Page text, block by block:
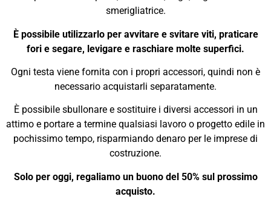
smerigliatrice.
È possibile utilizzarlo per avvitare e svitare viti, praticare
fori e segare, levigare e raschiare molte superfici.
Ogni testa viene fornita con i propri accessori, quindi non è
necessario acquistarli separatamente.
È possibile sbullonare e sostituire i diversi accessori in un
attimo e portare a termine qualsiasi lavoro o progetto edile in
pochissimo tempo, risparmiando denaro per le imprese di
costruzione.
Solo per oggi, regaliamo un buono del 50% sul prossimo
acquisto.